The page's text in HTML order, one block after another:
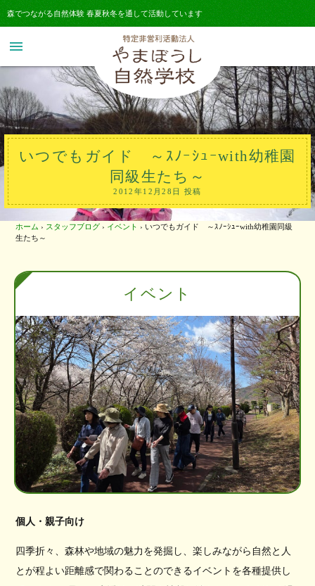
森でつながる自然体験 春夏秋冬を通して活動しています
menu
いつでもガイド ～ｽﾉｰｼｭｰwith幼稚園
同級生たち～
2012年12月28日 投稿
ホーム › スタッフブログ › イベント › いつでもガイド ～ｽﾉｰｼｭｰwith幼稚園同級
生たち～
イベント
個人・親子向け
四季折々、森林や地域の魅力を発掘し、楽しみながら自然と人
とが程よい距離感で関わることのできるイベントを各種提供し